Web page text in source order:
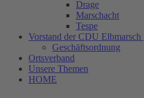
Drage
Marschacht
Tespe
Vorstand der CDU Elbmarsch
Geschäftsordnung
Ortsverband
Unsere Themen
HOME